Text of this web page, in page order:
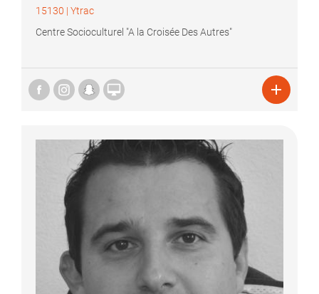
15130 | Ytrac
Centre Socioculturel "A la Croisée Des Autres"
 